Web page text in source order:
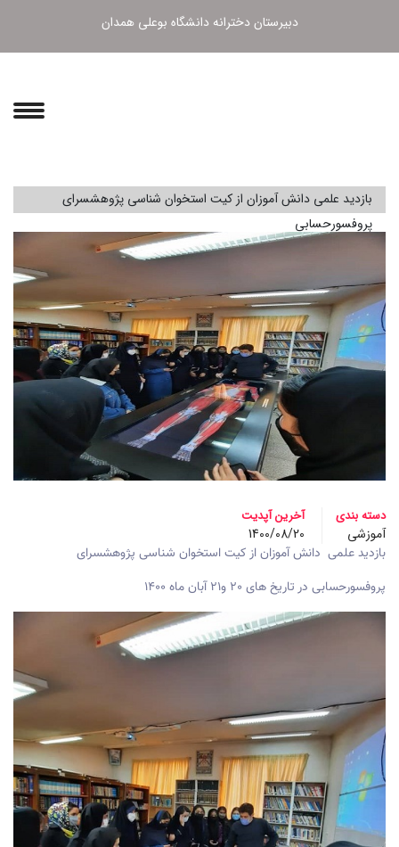
دبیرستان دخترانه دانشگاه بوعلی همدان
بازدید علمی دانش آموزان از کیت استخوان شناسی پژوهشسرای
پروفسورحسابی
دسته بندی
آموزشی
آخرین آپدیت
1400/08/20
بازدید علمی دانش آموزان از کیت استخوان شناسی پژوهشسرای
پروفسورحسابی در تاریخ های 20 و21 آبان ماه ۱۴۰۰